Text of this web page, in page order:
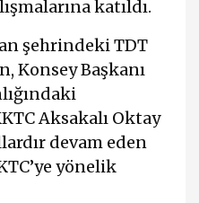
katıldı.
şehrindeki TDT
Konsey Başkanı
Aksakalı Oktay
devam eden
yönelik